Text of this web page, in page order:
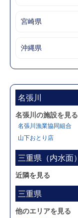
宮崎県
沖縄県
名張川
名張川の施設を見る
名張川漁業協同組合
山下おとり店
三重県（内水面）
近隣を見る
三重県
他のエリアを見る